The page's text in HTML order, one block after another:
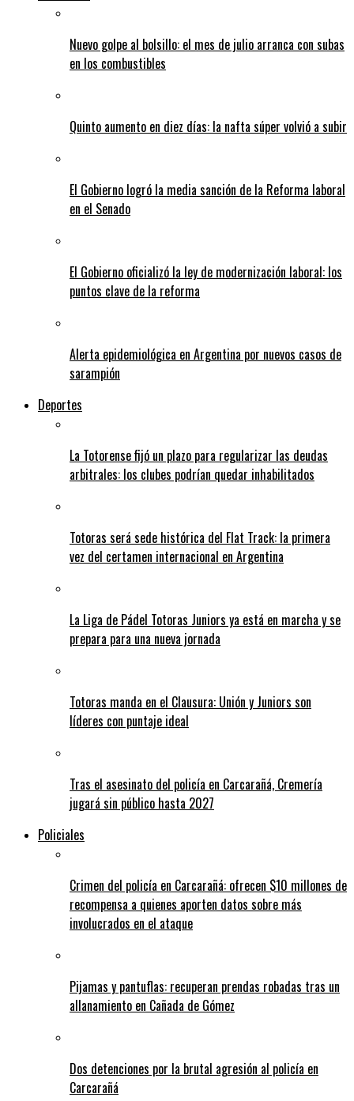
Nuevo golpe al bolsillo: el mes de julio arranca con subas
en los combustibles
Quinto aumento en diez días: la nafta súper volvió a subir
El Gobierno logró la media sanción de la Reforma laboral
en el Senado
El Gobierno oficializó la ley de modernización laboral: los
puntos clave de la reforma
Alerta epidemiológica en Argentina por nuevos casos de
sarampión
Deportes
La Totorense fijó un plazo para regularizar las deudas
arbitrales: los clubes podrían quedar inhabilitados
Totoras será sede histórica del Flat Track: la primera
vez del certamen internacional en Argentina
La Liga de Pádel Totoras Juniors ya está en marcha y se
prepara para una nueva jornada
Totoras manda en el Clausura: Unión y Juniors son
líderes con puntaje ideal
Tras el asesinato del policía en Carcarañá, Cremería
jugará sin público hasta 2027
Policiales
Crimen del policía en Carcarañá: ofrecen $10 millones de
recompensa a quienes aporten datos sobre más
involucrados en el ataque
Pijamas y pantuflas: recuperan prendas robadas tras un
allanamiento en Cañada de Gómez
Dos detenciones por la brutal agresión al policía en
Carcarañá